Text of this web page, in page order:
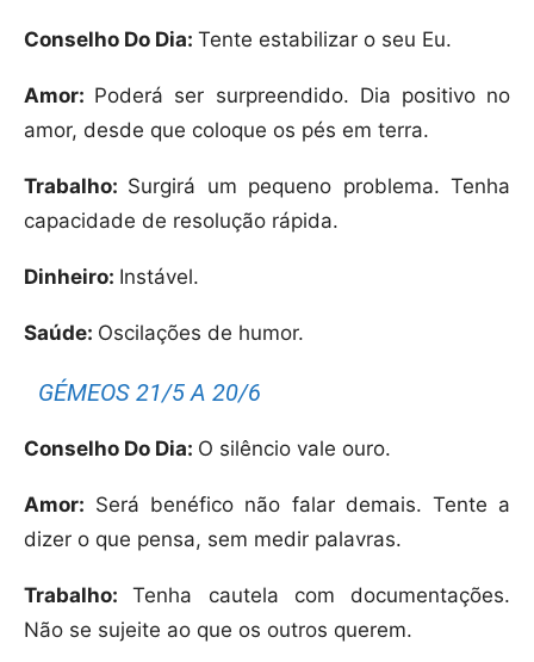
Conselho Do Dia: Tente estabilizar o seu Eu.
Amor: Poderá ser surpreendido. Dia positivo no
amor, desde que coloque os pés em terra.
Trabalho: Surgirá um pequeno problema. Tenha
capacidade de resolução rápida.
Dinheiro: Instável.
Saúde: Oscilações de humor.
GÉMEOS 21/5 A 20/6
Conselho Do Dia: O silêncio vale ouro.
Amor: Será benéfico não falar demais. Tente a
dizer o que pensa, sem medir palavras.
Trabalho:Tenha cautela com documentações.
Não se sujeite ao que os outros querem.